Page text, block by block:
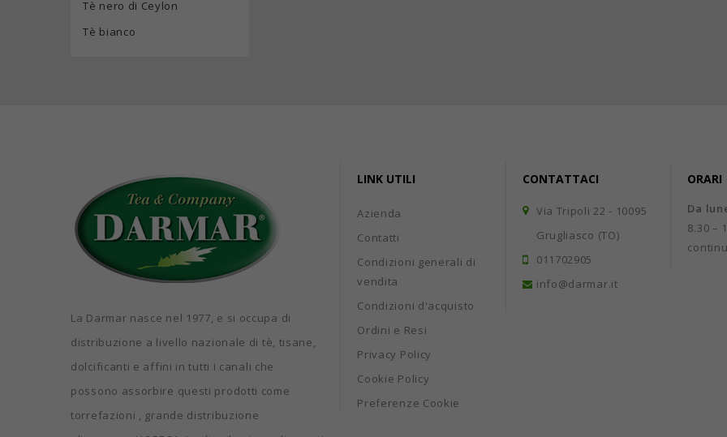
Tè nero di Ceylon
Tè bianco
La Darmar nasce nel 1977, e si occupa di
distribuzione a livello nazionale di tè, tisane,
dolcificanti e affini in tutti i canali che
possono assorbire questi prodotti come
torrefazioni , grande distribuzione
LINK UTILI
Azienda
Contatti
Condizioni generali di
vendita
Condizioni d'acquisto
Ordini e Resi
Privacy Policy
Cookie Policy
Preferenze Cookie
CONTATTACI
Via Tripoli 22 - 10095
Grugliasco (TO)
011702905
info@darmar.it
ORARI
Da
8.30 –